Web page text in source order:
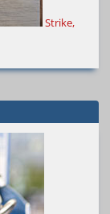
Strike,